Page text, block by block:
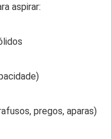
aspirar:
pregos, aparas)